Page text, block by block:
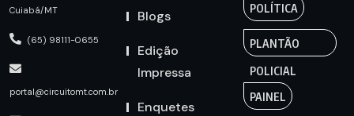
Cuiabá/MT
(65) 98111-0655
portal@circuitomt.com.br
Blogs
Edição
Impressa
Enquetes
POLÍTICA
PLANTÃO
POLICIAL
PAINEL